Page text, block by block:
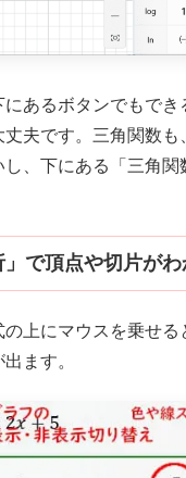
あるボタンでもでき
夫です。三角関数も
、下にある「三角関
」で頂点や切片が
の上にマウスを乗せる
ます。